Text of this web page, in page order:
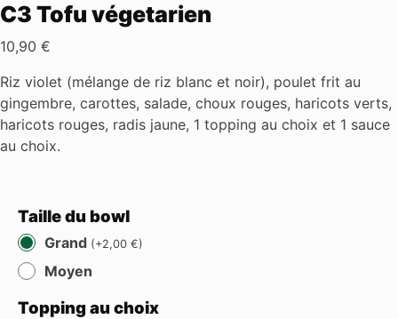
C3 Tofu végetarien
10,90 €
Riz violet (mélange de riz blanc et noir), poulet frit au
gingembre, carottes, salade, choux rouges, haricots verts,
haricots rouges, radis jaune, 1 topping au choix et 1 sauce
au choix.
Taille du bowl
Grand (+2,00 €)
Moyen
Topping au choix